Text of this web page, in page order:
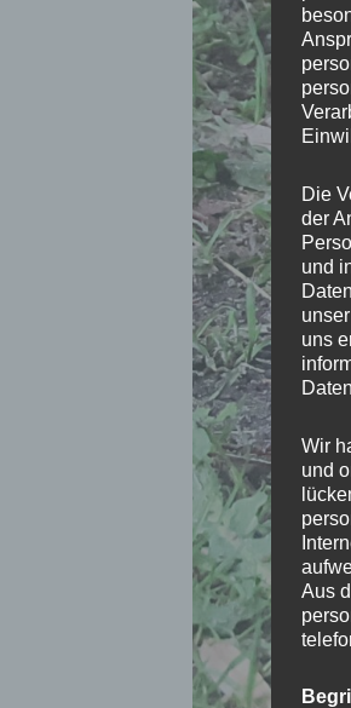
Die
der
und
uns
Wir
und
Aus